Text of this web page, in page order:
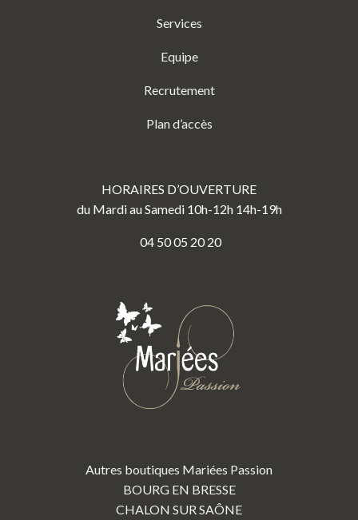
Services
Equipe
Recrutement
Plan d’accès
HORAIRES D’OUVERTURE
du Mardi au Samedi 10h-12h 14h-19h
04 50 05 20 20
Autres boutiques Mariées Passion
BOURG EN BRESSE
CHALON SUR SAÔNE